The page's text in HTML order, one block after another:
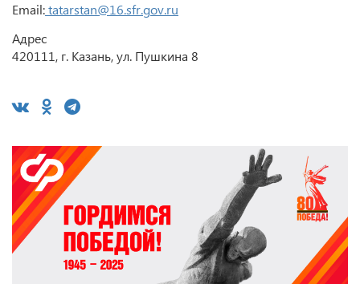
Email:tatarstan@16.sfr.gov.ru
Адрес
420111, г. Казань, ул. Пушкина 8